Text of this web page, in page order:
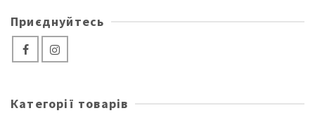
Приєднуйтесь
Категорії товарів